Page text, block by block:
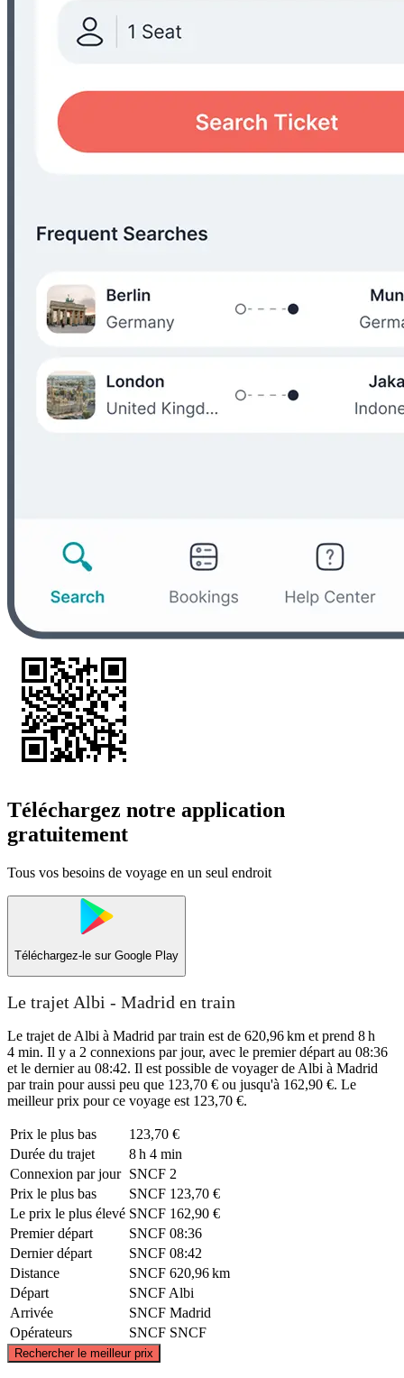
Téléchargez notre application
gratuitement
Tous vos besoins de voyage en un seul endroit
Téléchargez-le sur Google Play
Le trajet Albi - Madrid en train
Le trajet de Albi à Madrid par train est de 620,96 km et prend 8 h
4 min. Il y a 2 connexions par jour, avec le premier départ au 08:36
et le dernier au 08:42. Il est possible de voyager de Albi à Madrid
par train pour aussi peu que 123,70 € ou jusqu'à 162,90 €. Le
meilleur prix pour ce voyage est 123,70 €.
Prix ​​le plus bas
123,70 €
Durée du trajet
8 h 4 min
Connexion par jour SNCF 2
Prix ​​le plus bas
SNCF 123,70 €
Le prix le plus élevé SNCF 162,90 €
Premier départ
SNCF 08:36
Dernier départ
SNCF 08:42
Distance
SNCF 620,96 km
Départ
SNCF Albi
Arrivée
SNCF Madrid
Opérateurs
SNCF SNCF
Rechercher le meilleur prix